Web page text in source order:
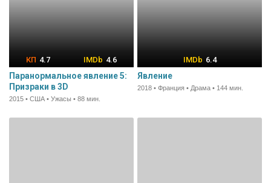
4.7 4.6
Паранормальное явление 5:
Призраки в 3D
2015 • США • Ужасы • 88 мин.
6.4
Явление
2018 • Франция • Драма • 144 мин.